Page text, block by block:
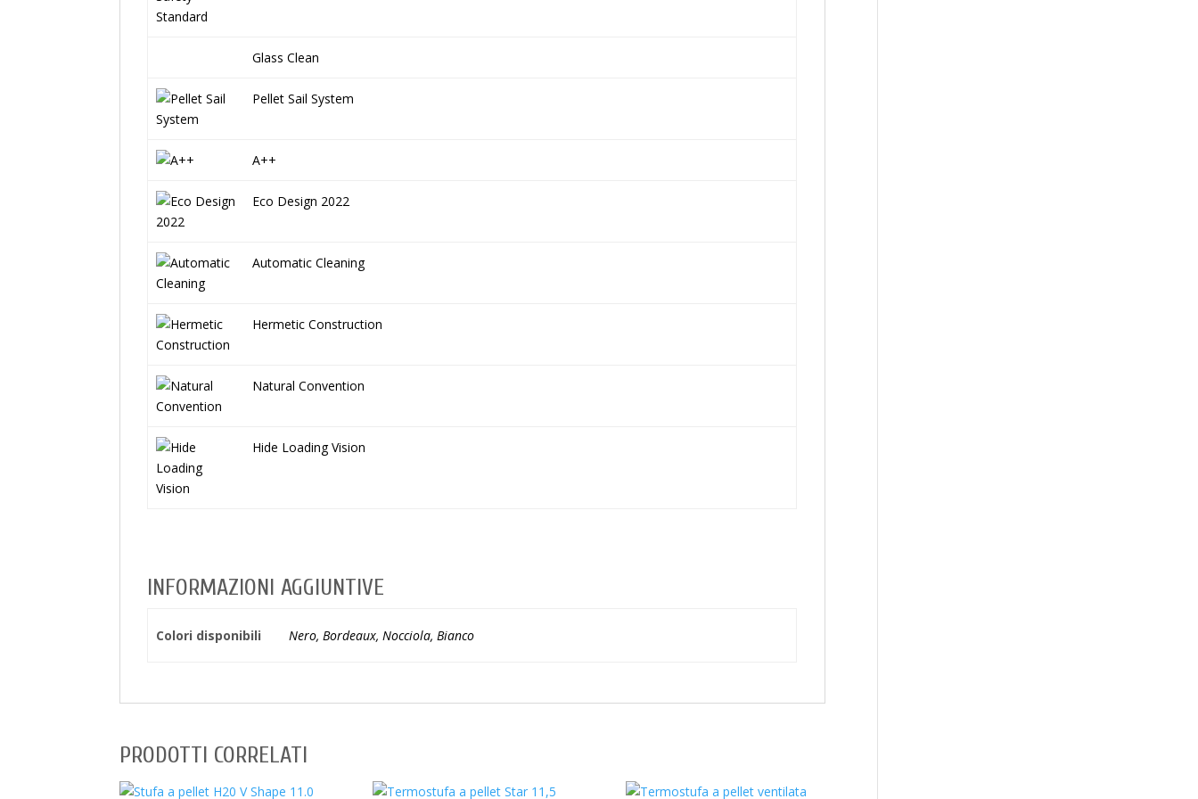
Glass Clean
Pellet Sail System
A++
Eco Design 2022
Automatic Cleaning
Hermetic Construction
Natural Convention
Hide Loading Vision
INFORMAZIONI AGGIUNTIVE
Colori disponibili Nero, Bordeaux, Nocciola, Bianco
PRODOTTI CORRELATI